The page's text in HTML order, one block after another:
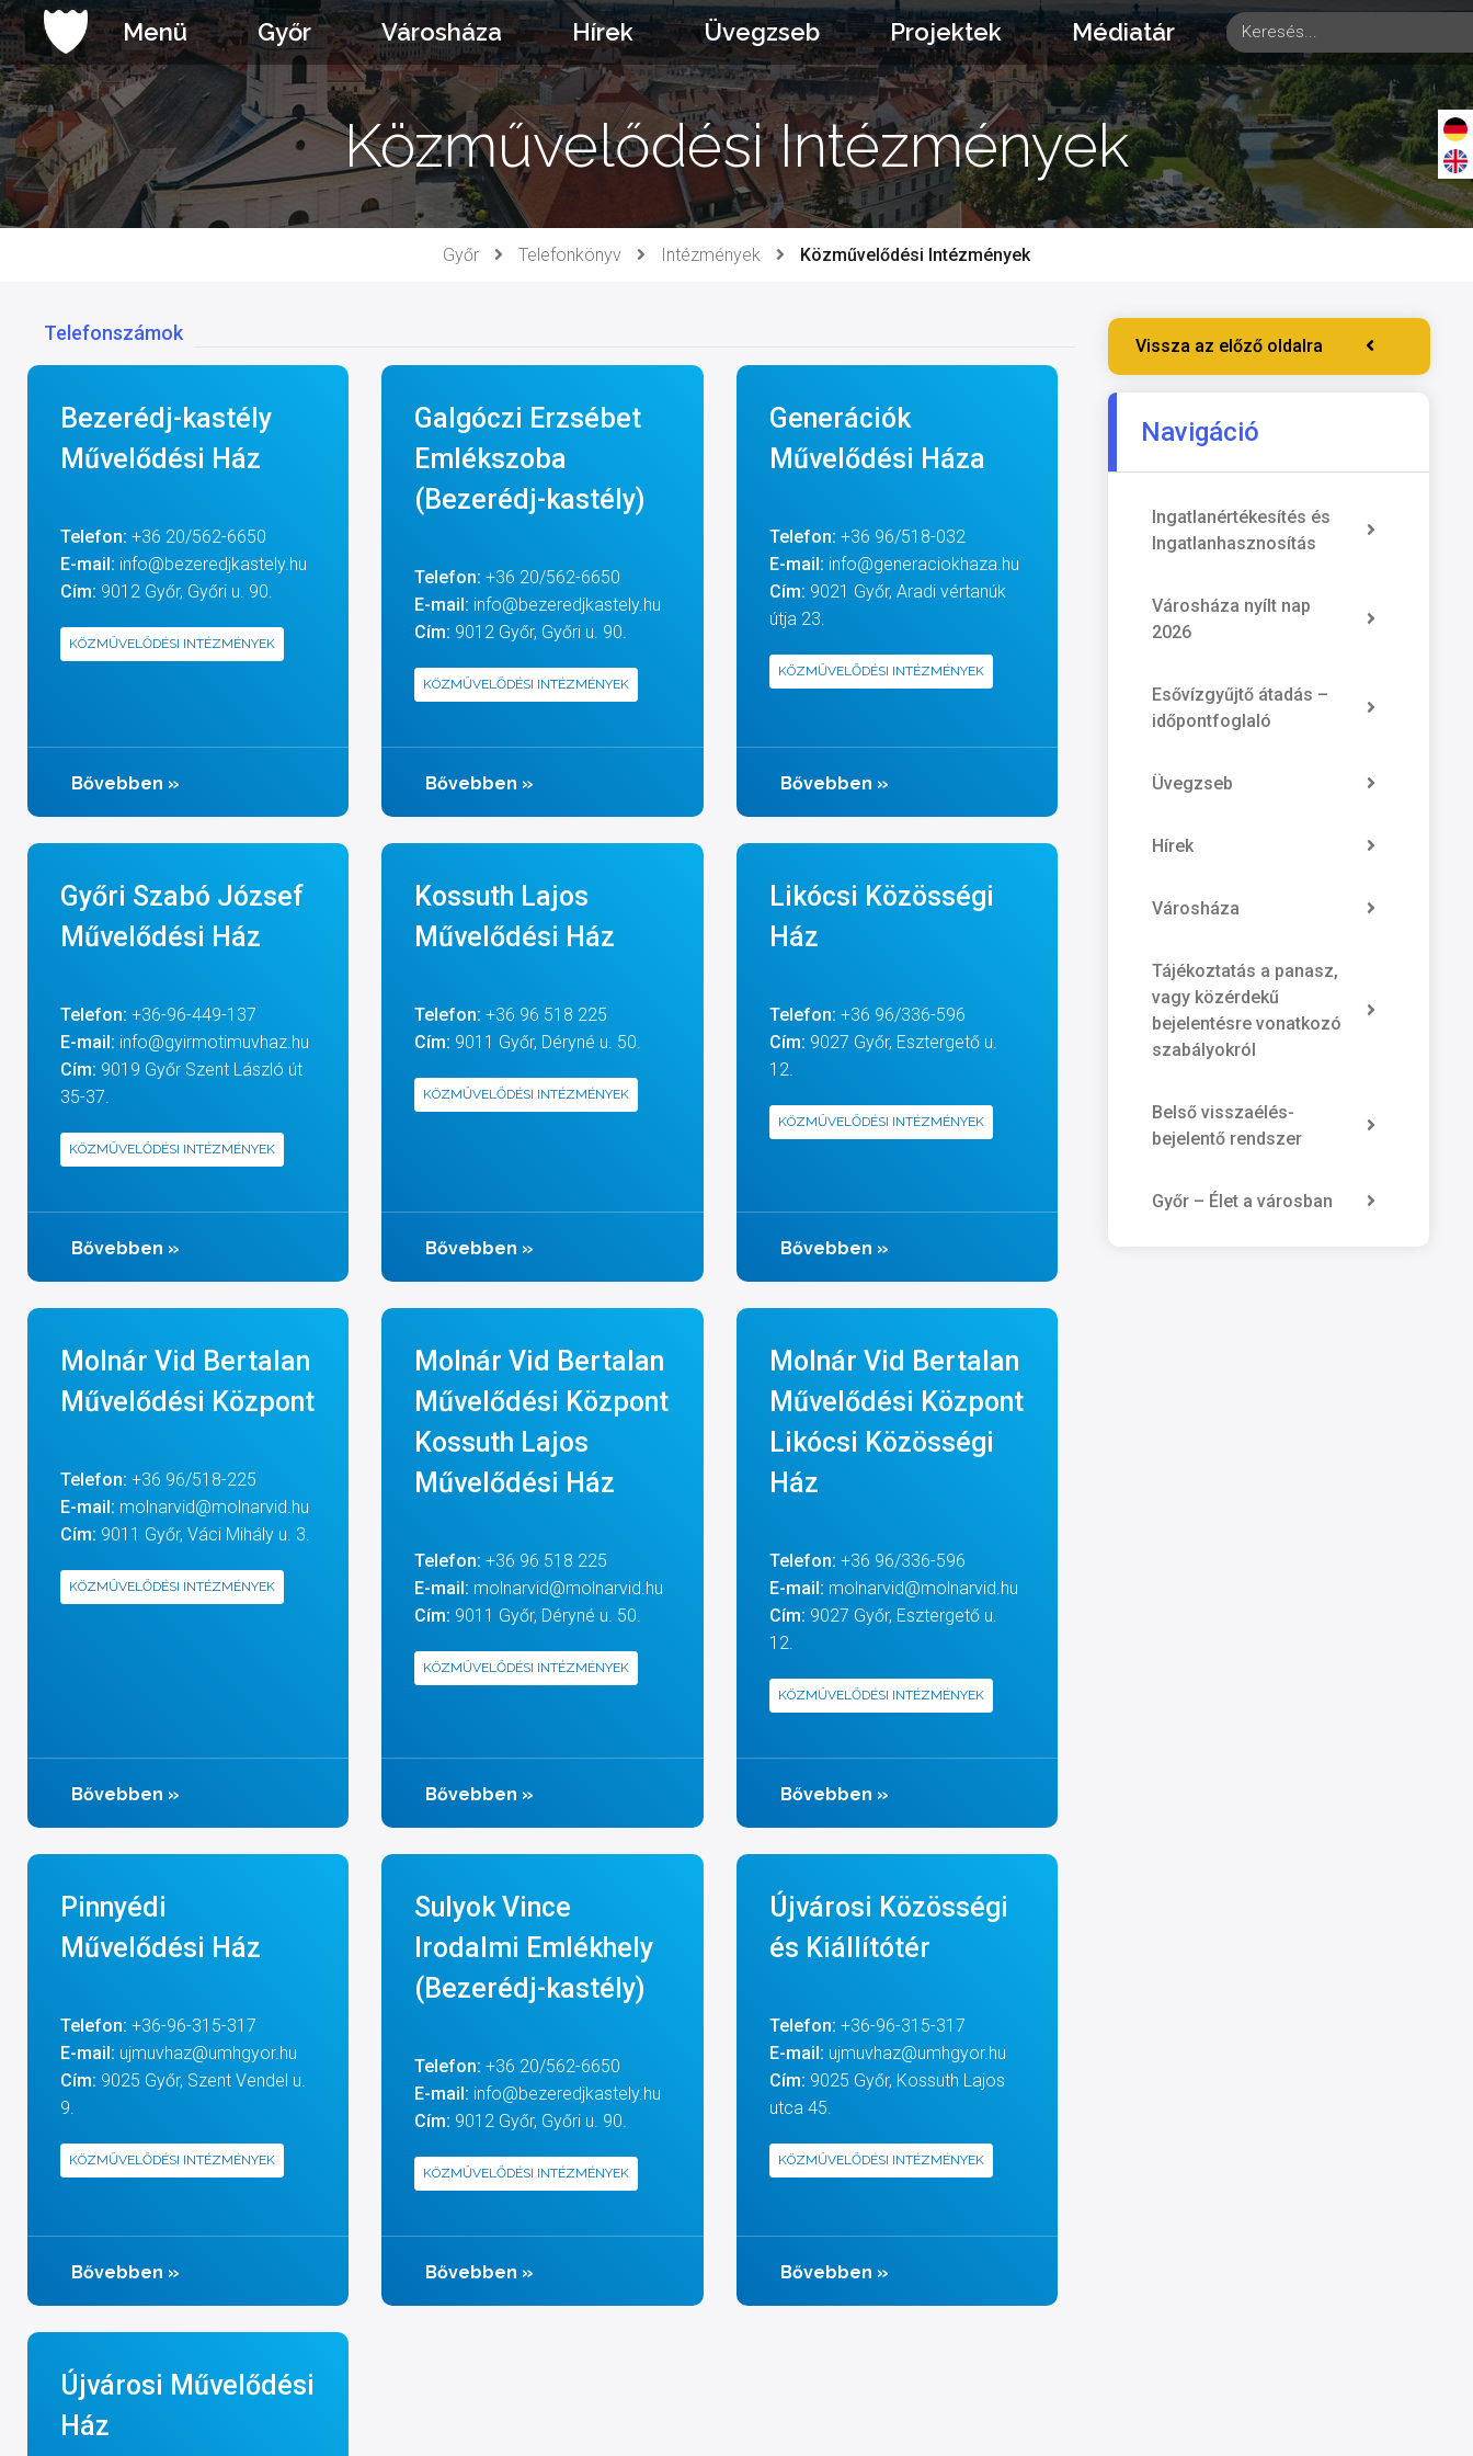
Ugrás
a
tartalomhoz
Menü Győr Városháza Hírek Üvegzseb Projektek Médiatár
Közművelődési Intézmények
Győr Telefonkönyv Intézmények Közművelődési Intézmények
Telefonszámok
Bezerédj-kastély
Művelődési Ház
Telefon: +36 20/562-6650
E-mail: info@bezeredjkastely.hu
Cím: 9012 Győr, Győri u. 90.
KÖZMŰVELŐDÉSI INTÉZMÉNYEK
Bővebben »
Galgóczi Erzsébet
Emlékszoba
(Bezerédj-kastély)
Telefon: +36 20/562-6650
E-mail: info@bezeredjkastely.hu
Cím: 9012 Győr, Győri u. 90.
KÖZMŰVELŐDÉSI INTÉZMÉNYEK
Bővebben »
Generációk
Művelődési Háza
Telefon: +36 96/518-032
E-mail: info@generaciokhaza.hu
Cím: 9021 Győr, Aradi vértanúk
útja 23.
KÖZMŰVELŐDÉSI INTÉZMÉNYEK
Bővebben »
Győri Szabó József
Művelődési Ház
Telefon: +36-96-449-137
E-mail: info@gyirmotimuvhaz.hu
Cím: 9019 Győr Szent László út
35-37.
KÖZMŰVELŐDÉSI INTÉZMÉNYEK
Bővebben »
Kossuth Lajos
Művelődési Ház
Telefon: +36 96 518 225
Cím: 9011 Győr, Déryné u. 50.
KÖZMŰVELŐDÉSI INTÉZMÉNYEK
Bővebben »
Likócsi Közösségi
Ház
Telefon: +36 96/336-596
Cím: 9027 Győr, Esztergető u.
12.
KÖZMŰVELŐDÉSI INTÉZMÉNYEK
Bővebben »
Molnár Vid Bertalan
Művelődési Központ
Telefon: +36 96/518-225
E-mail: molnarvid@molnarvid.hu
Cím: 9011 Győr, Váci Mihály u. 3.
KÖZMŰVELŐDÉSI INTÉZMÉNYEK
Bővebben »
Molnár Vid Bertalan
Művelődési Központ
Kossuth Lajos
Művelődési Ház
Telefon: +36 96 518 225
E-mail: molnarvid@molnarvid.hu
Cím: 9011 Győr, Déryné u. 50.
KÖZMŰVELŐDÉSI INTÉZMÉNYEK
Bővebben »
Molnár Vid Bertalan
Művelődési Központ
Likócsi Közösségi
Ház
Telefon: +36 96/336-596
E-mail: molnarvid@molnarvid.hu
Cím: 9027 Győr, Esztergető u.
12.
KÖZMŰVELŐDÉSI INTÉZMÉNYEK
Bővebben »
Pinnyédi
Művelődési Ház
Telefon: +36-96-315-317
E-mail: ujmuvhaz@umhgyor.hu
Cím: 9025 Győr, Szent Vendel u.
9.
KÖZMŰVELŐDÉSI INTÉZMÉNYEK
Bővebben »
Sulyok Vince
Irodalmi Emlékhely
(Bezerédj-kastély)
Telefon: +36 20/562-6650
E-mail: info@bezeredjkastely.hu
Cím: 9012 Győr, Győri u. 90.
KÖZMŰVELŐDÉSI INTÉZMÉNYEK
Bővebben »
Újvárosi Közösségi
és Kiállítótér
Telefon: +36-96-315-317
E-mail: ujmuvhaz@umhgyor.hu
Cím: 9025 Győr, Kossuth Lajos
utca 45.
KÖZMŰVELŐDÉSI INTÉZMÉNYEK
Bővebben »
Újvárosi Művelődési
Ház
Vissza az előző oldalra
Navigáció
Ingatlanértékesítés és
Ingatlanhasznosítás
Városháza nyílt nap
2026
Esővízgyűjtő átadás –
időpontfoglaló
Üvegzseb
Hírek
Városháza
Tájékoztatás a panasz,
vagy közérdekű
bejelentésre vonatkozó
szabályokról
Belső visszaélés-
bejelentő rendszer
Győr – Élet a városban